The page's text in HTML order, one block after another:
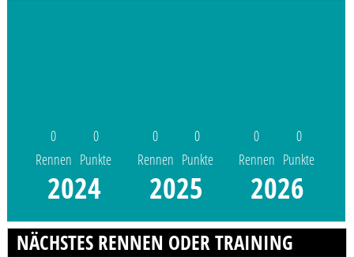
0
Rennen
0
Punkte
2024
0
Rennen
0
Punkte
2025
0
Rennen
0
Punkte
2026
NÄCHSTES RENNEN ODER TRAINING